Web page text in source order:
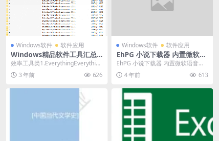
Windows软件 软件应用
Windows精品软件工具汇总
集合，值得收藏
效率工具类1.EverythingEverything
是速度最快的文件或文件夹搜...
3 年前 626
Windows软件 软件应用
EhPG 小说下载器 内置微软语
音朗读功能
EhPG 小说下载器 内置微软语音朗
读功能，可以一边工作一边听书
了，并且上面还有...
4 年前 613